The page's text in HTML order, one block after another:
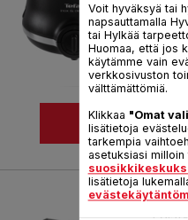
Voit hyväksyä tai
napsauttamalla
tai Hylkää
Huomaa, että jos
käytämme vain
verkkosivuston
välttämättömiä.
Klikkaa "Omat
lisätietoja
tarkempia
asetuksiasi milloin
lisätietoja